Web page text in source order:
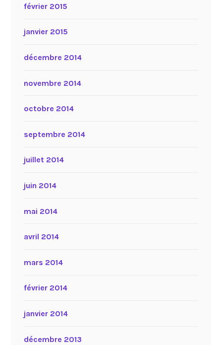
février 2015
janvier 2015
décembre 2014
novembre 2014
octobre 2014
septembre 2014
juillet 2014
juin 2014
mai 2014
avril 2014
mars 2014
février 2014
janvier 2014
décembre 2013